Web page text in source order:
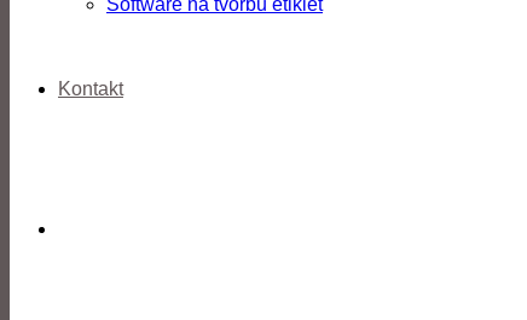
Kontakt
Software na tvorbu etikiet